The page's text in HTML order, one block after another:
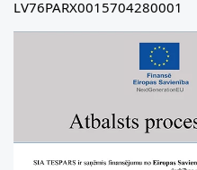
LV76PARX0015704280001